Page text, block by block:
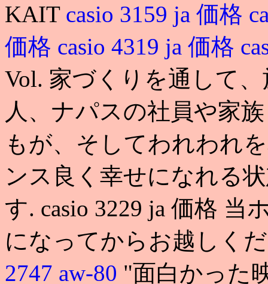
KAIT casio 3159 ja 価格
価格 casio 4319 ja 価格
Vol. 家づくりを通して
人、ナパスの社員や家
もが、そしてわれわれ
ンス良く幸せになれる
す. casio 3229 ja 価格 当
になってからお越しく
2747 aw-80 "面白かった